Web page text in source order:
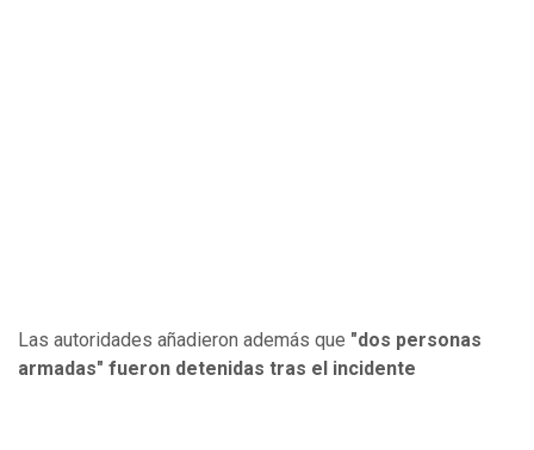
Las autoridades añadieron además que "dos personas
armadas" fueron detenidas tras el incidente